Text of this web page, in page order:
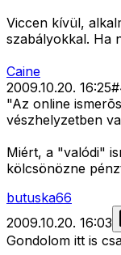
Viccen kívül,
szabályokkal. Ha
Caine
2009.10.20. 16:25#
"Az online
vészhelyzetben
Miért, a "valódi"
kölcsönözne
butuska66
2009.10.20. 16:03
Gondolom itt is